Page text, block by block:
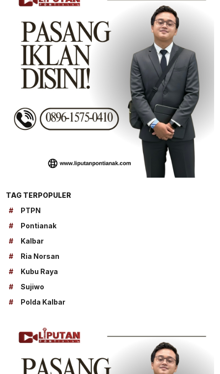
TAG TERPOPULER
#
PTPN
#
Pontianak
#
Kalbar
#
Ria Norsan
#
Kubu Raya
#
Sujiwo
#
Polda Kalbar